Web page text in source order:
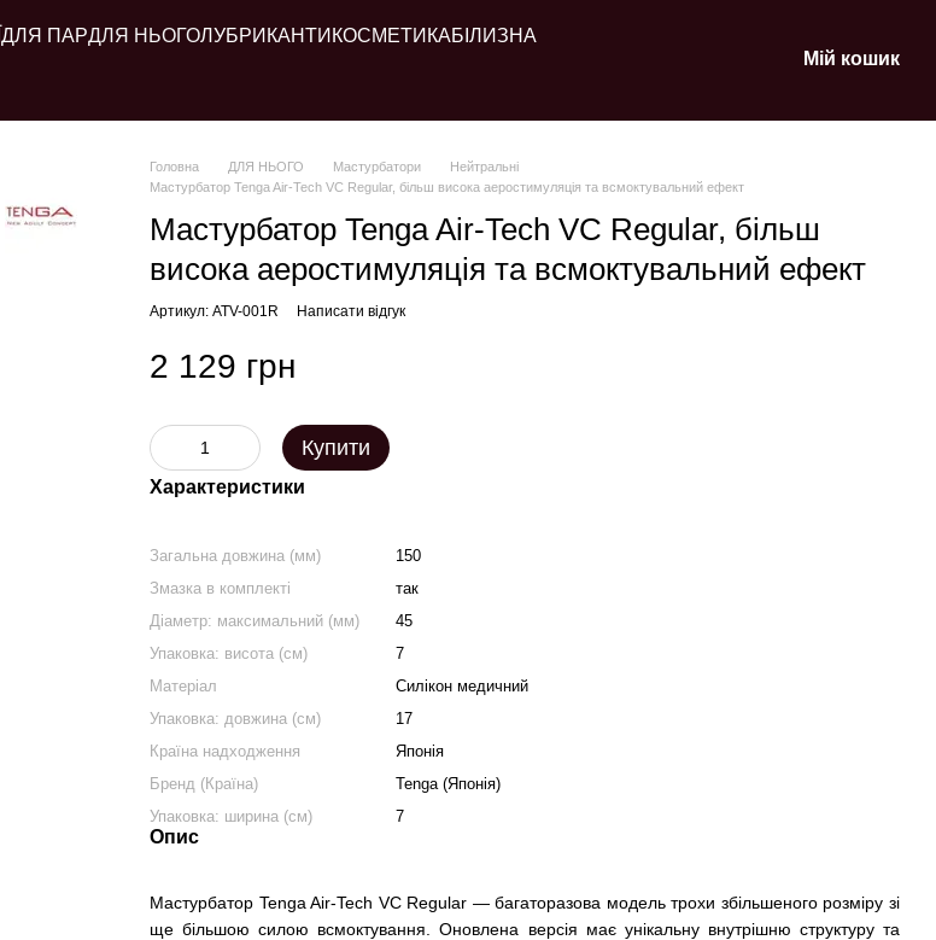
ДЛЯ ПАРДЛЯ НЬОГОЛУБРИКАНТИ КОСМЕТИКАБІЛИЗНА
Мій кошик
Головна ДЛЯ НЬОГО Мастурбатори
Нейтральні
Мастурбатор Tenga Air-Tech VC Regular, більш висока аеростимуляція та всмоктувальний ефект
Мастурбатор Tenga Air-Tech VC Regular, більш
висока аеростимуляція та всмоктувальний ефект
Артикул: ATV-001R Написати відгук
2 129 грн
Купити
Характеристики
Загальна довжина (мм)
150
Змазка в комплекті
так
Діаметр: максимальний (мм)
45
Упаковка: висота (см)
7
Матеріал
Силікон медичний
Упаковка: довжина (см)
17
Країна надходження
Японія
Бренд (Країна)
Tenga (Японія)
Упаковка: ширина (см)
7
Опис
Мастурбатор Tenga Air-Tech VC Regular — багаторазова модель трохи збільшеного розміру зі
ще більшою силою всмоктування. Оновлена версія має унікальну внутрішню структуру та